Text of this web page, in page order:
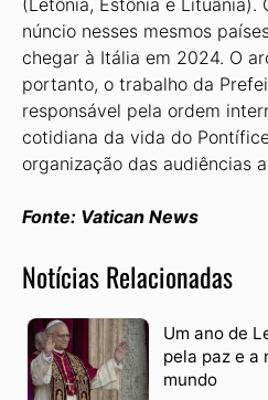
(Letônia, Estônia e Lituânia).
núncio nesses mesmos
chegar à Itália em 2024. O
portanto, o trabalho da
responsável pela ordem
cotidiana da vida do
organização das audiências
Fonte: Vatican News
Notícias Relacionadas
Um ano de
pela paz e a
mundo